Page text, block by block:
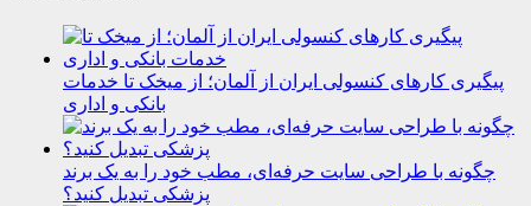
پیگیری کارهای کنسولی ایران از آلمان؛ از میخک تا خدمات
بانکی و اداری
چگونه با طراحی سایت حرفه‌ای، مطب خود را به یک برند
پزشکی تبدیل کنید؟